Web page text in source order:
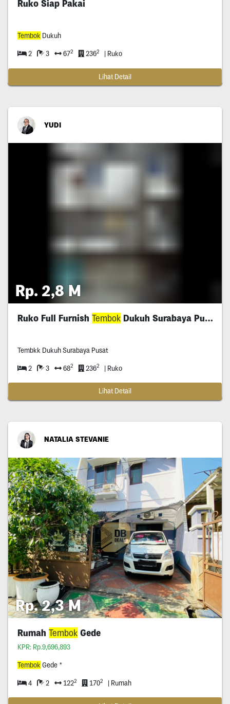
Ruko Siap Pakai
Tembok Dukuh
2 3 672 2362 | Ruko
Lihat Detail
YUDI
Rp. 2,8 M
Ruko Full Furnish TembokDukuh Surabaya Pusat
Tembkk Dukuh Surabaya Pusat
2 3 682 2362 | Ruko
Lihat Detail
NATALIA STEVANIE
Rp. 2,3 M
Rumah TembokGede
KPR: Rp.9,696,893
Tembok Gede *
4 2 1222 1702 | Rumah